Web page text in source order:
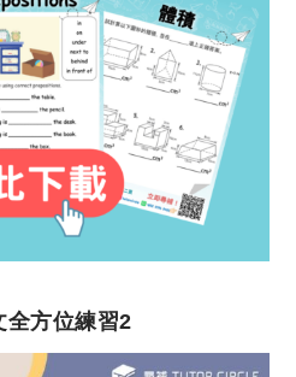
全方位練習2